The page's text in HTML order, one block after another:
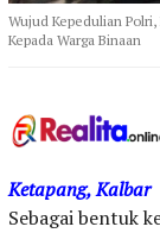
Wujud Kepedulian
Kepada Warga Binaan
Ketapang, Kalbar
Sebagai bentuk